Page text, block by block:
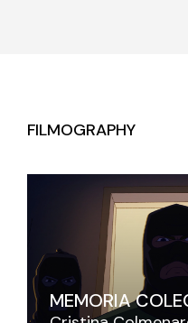
FILMOGRAPHY
MEMORIA